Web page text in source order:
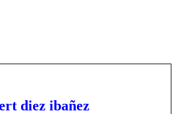
diez ibañez